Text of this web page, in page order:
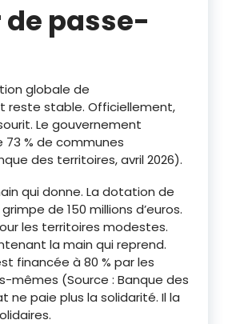
de passe-
globale de
reste stable. Officiellement,
Le gouvernement
% de communes
des territoires, avril 2026).
qui donne. La dotation de
de 150 millions d’euros.
les territoires modestes.
la main qui reprend.
financée à 80 % par les
mêmes (Source : Banque des
ne paie plus la solidarité. Il la